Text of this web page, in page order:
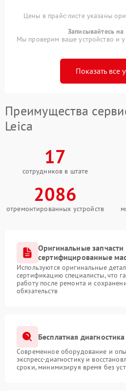
Цены в прайс-листе указаны
Записывайтесь
Мы проверим ваше устройство и
Показать все
Преимущества
Leica
17
сотрудников в штате
2086
отремонтированных устройств
Оригинальные запчасти
сертифицированные
Используются оригинальные
сертификацию специалисты, что
работу после ремонта и
обязательств
Бесплатная
Современное оборудование и
экспресс-диагностику и
сроки, минимизируя время без